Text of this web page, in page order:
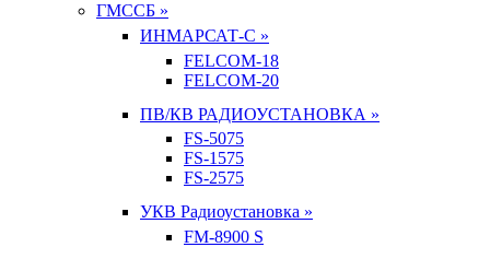
ГМССБ »
ИНМАРСАТ-С »
FELCOM-18
FELCOM-20
ПВ/КВ РАДИОУСТАНОВКА »
FS-5075
FS-1575
FS-2575
УКВ Радиоустановка »
FM-8900 S